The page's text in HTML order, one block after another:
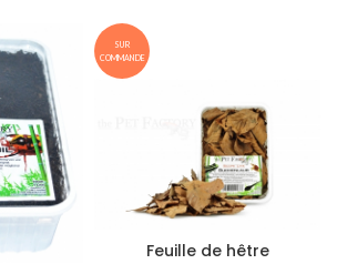
SUR
COMMANDE
Feuille de hêtre